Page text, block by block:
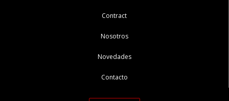
Contract
Nosotros
Novedades
Contacto